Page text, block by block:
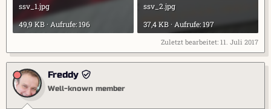
ssv_1.jpg
49,9 KB · Aufrufe: 196
ssv_2.jpg
37,4 KB · Aufrufe: 197
Zuletzt bearbeitet: 11. Juli 2017
Freddy
Well-known member